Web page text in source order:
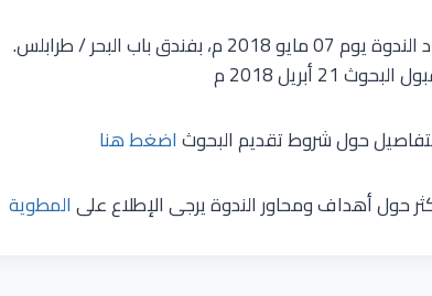
م، بفندق باب البحر / طرابلس.
21 أبريل 2018 م
حول شروط تقديم البحوثاضغط هنا
حول أهداف ومحاور الندوة يرجى الإطلاع علىالمطوية